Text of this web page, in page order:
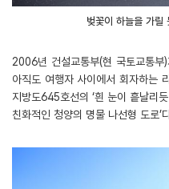
벚꽃이 하늘을 가릴
2006년 건설교통부(현 국토교통부
아직도 여행자 사이에서 회자하는
지방도645호선의 ‘흰 눈이 흩날리
친화적인 청양의 명물 나선형 도로’